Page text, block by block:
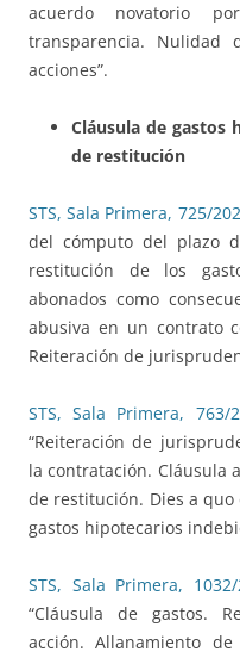
acuerdo novatorio
transparencia.
acciones”.
Cláusula de gastos
de restitución
STS, Sala Primera, 725/
del cómputo del plazo
restitución de los
abonados como
abusiva en un contrato
Reiteración de
STS, Sala Primera,
“Reiteración de
la contratación. Cláusula
de restitución. Dies a
gastos hipotecarios
STS, Sala Primera,
“Cláusula de gastos.
acción. Allanamiento